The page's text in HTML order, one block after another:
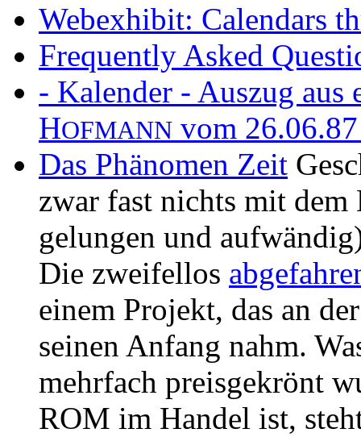
Webexhibit: Calendars
Frequently Asked
- Kalender - Auszug
HOFMANN vom
Das Phänomen Zeit
zwar fast nichts mit dem
gelungen und
Die zweifellos
einem Projekt, das an
seinen Anfang nahm.
mehrfach preisgekrönt
ROM im Handel ist,